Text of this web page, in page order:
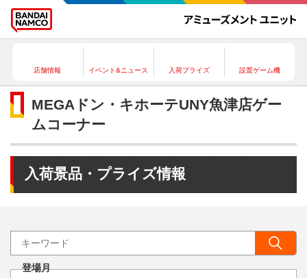
店舗情報 イベント&ニュース 入荷プライズ 設置ゲーム機
MEGAドン・キホーテUNY魚津店ゲー
ムコーナー
入荷景品・プライズ情報
登場月